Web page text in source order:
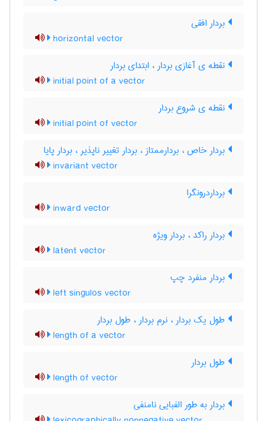
بردار افقی
horizontal vector
نقطه ی آغازی بردار ، ابتدای بردار
initial point of a vector
نقطه ی شروع بردار
initial point of vector
بردار خاص ، بردارممتاز ، بردار تغییر ناپذیر ، بردار پایا
invariant vector
برداردرونگرا
inward vector
بردار راکد ، بردار ویژه
latent vector
بردار منفرد چپ
left singulos vector
طول یک بردار ، نرم بردار ، طول بردار
length of a vector
طول بردار
length of vector
بردار به طور الفبایی نامنفی